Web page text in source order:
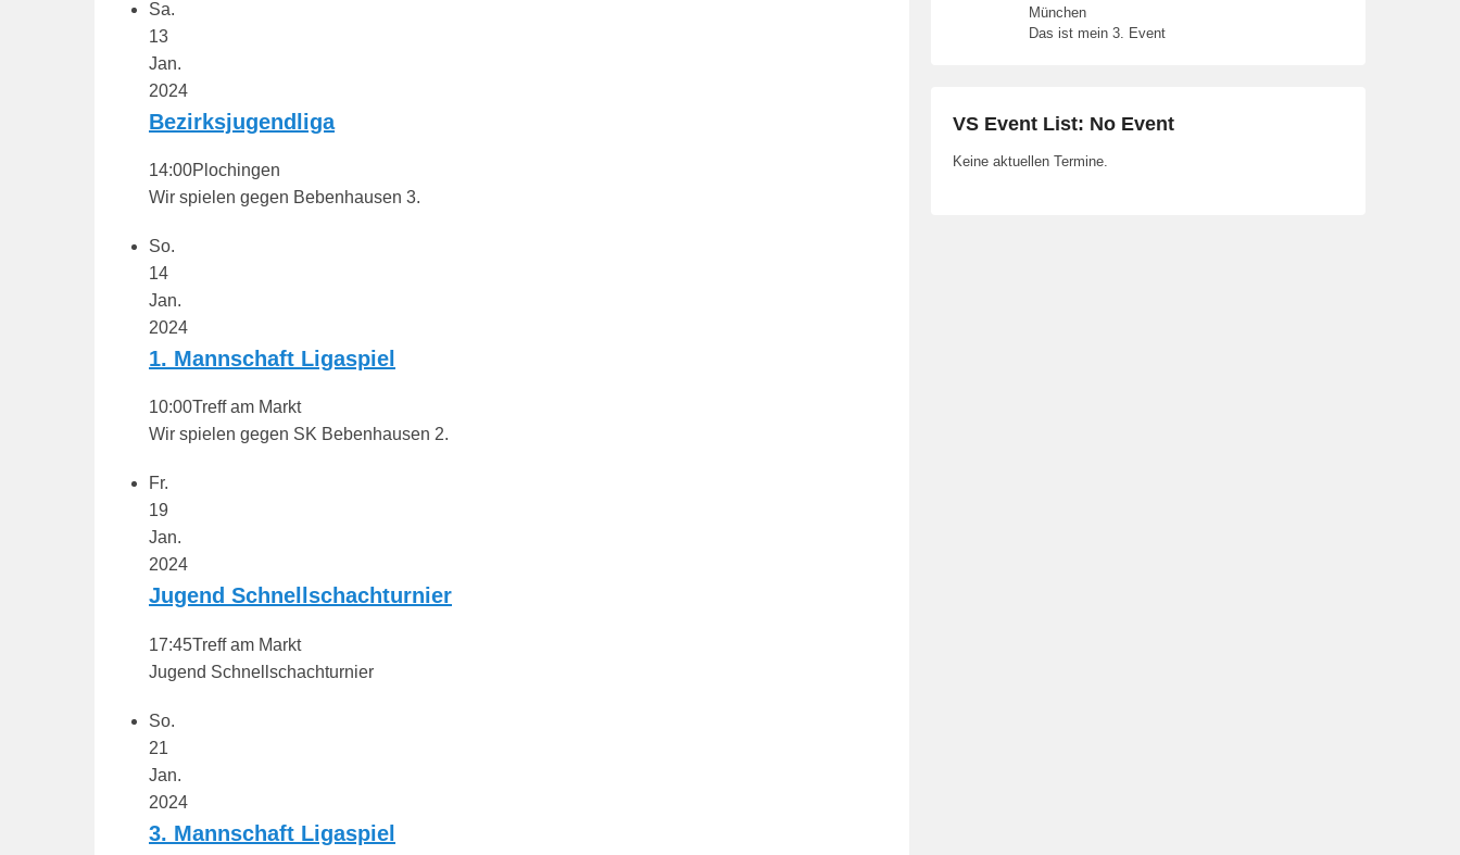
Sa.
13
Jan.
2024
Bezirksjugendliga
14:00Plochingen
Wir spielen gegen Bebenhausen 3.
So.
14
Jan.
2024
1. Mannschaft Ligaspiel
10:00Treff am Markt
Wir spielen gegen SK Bebenhausen 2.
Fr.
19
Jan.
2024
Jugend Schnellschachturnier
17:45Treff am Markt
Jugend Schnellschachturnier
So.
21
Jan.
2024
3. Mannschaft Ligaspiel
München
Das ist mein 3. Event
VS Event List: No Event
Keine aktuellen Termine.